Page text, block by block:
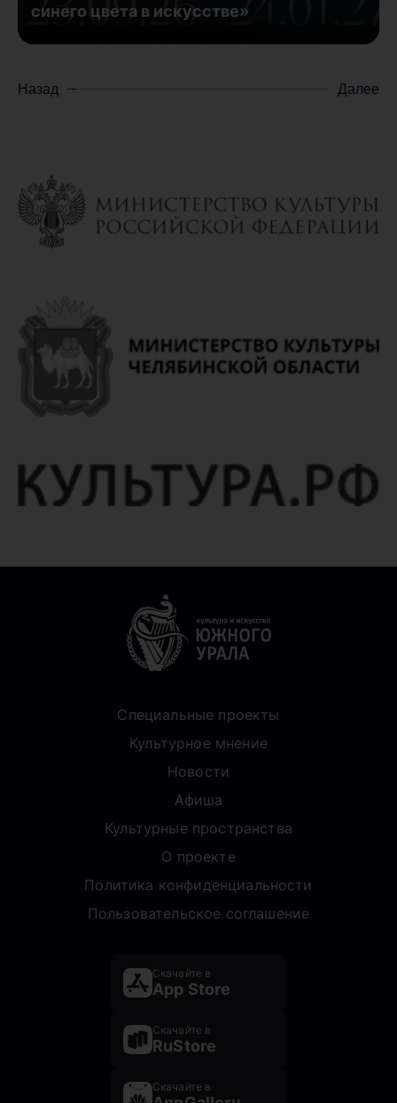
синего цвета в искусстве»
Назад Далее
Специальные проекты
Культурное мнение
Новости
Афиша
Культурные пространства
О проекте
Политика конфиденциальности
Пользовательское соглашение
Скачайте в
App Store
Скачайте в
RuStore
Скачайте в